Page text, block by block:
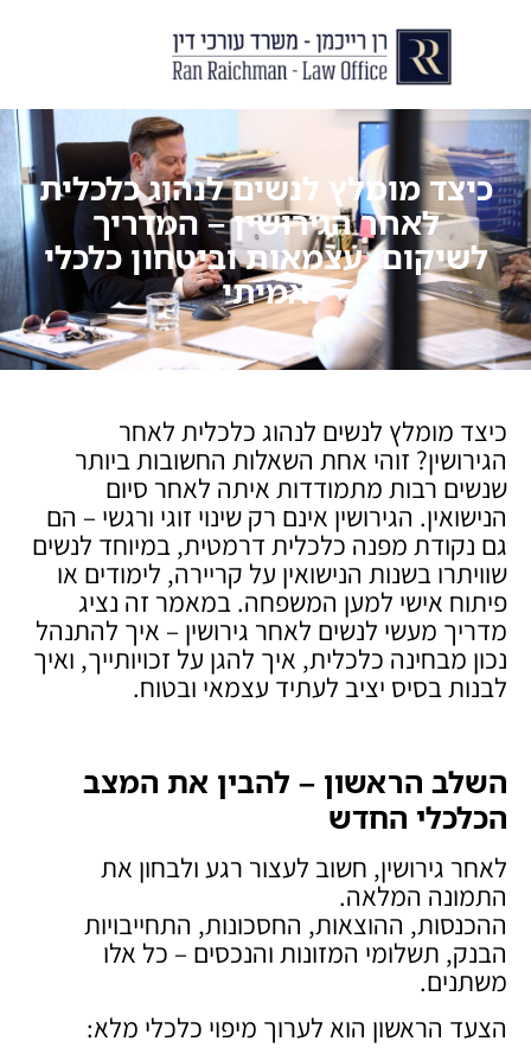
כיצד מומלץ לנשים לנהוג כלכלית
לאחר הגירושין – המדריך
לשיקום, עצמאות וביטחון כלכלי
אמיתי
כיצד מומלץ לנשים לנהוג כלכלית לאחר
הגירושין? זוהי אחת השאלות החשובות ביותר
שנשים רבות מתמודדות איתה לאחר סיום
הנישואין. הגירושין אינם רק שינוי זוגי ורגשי – הם
גם נקודת מפנה כלכלית דרמטית, במיוחד לנשים
שוויתרו בשנות הנישואין על קריירה, לימודים או
פיתוח אישי למען המשפחה. במאמר זה נציג
מדריך מעשי לנשים לאחר גירושין – איך להתנהל
נכון מבחינה כלכלית, איך להגן על זכויותייך, ואיך
לבנות בסיס יציב לעתיד עצמאי ובטוח.
השלב הראשון – להבין את המצב
הכלכלי החדש
לאחר גירושין, חשוב לעצור רגע ולבחון את
התמונה המלאה.
ההכנסות, ההוצאות, החסכונות, התחייבויות
הבנק, תשלומי המזונות והנכסים – כל אלו
משתנים.
הצעד הראשון הוא לערוך מיפוי כלכלי מלא: